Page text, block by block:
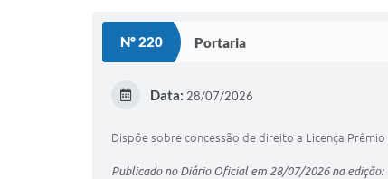
Nº 220 Portaria
Data: 28/07/2026
Dispõe sobre concessão de direito a Licença
Publicado no Diário Oficial em 28/07/2026 na edição: